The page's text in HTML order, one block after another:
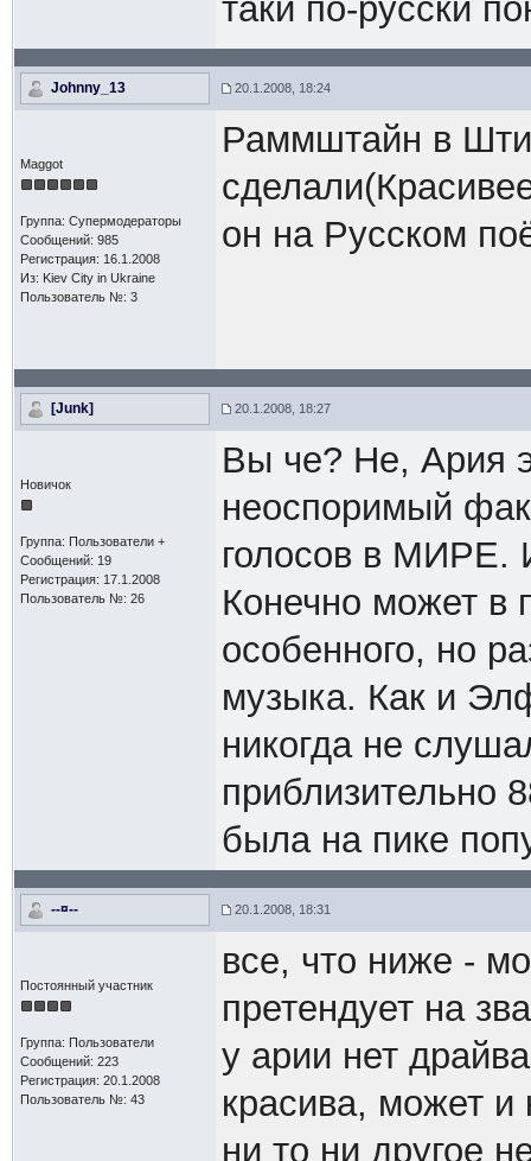
таки по-русски
Johnny_13 20.1.2008, 18:24
Maggot
Группа: Супермодераторы
Сообщений: 985
Регистрация: 16.1.2008
Из: Kiev Сity in Ukraine
Пользователь №: 3
Раммштайн в
он на Русском
[Junk] 20.1.2008, 18:27
Новичок
Группа: Пользователи +
Сообщений: 19
Регистрация: 17.1.2008
Пользователь №: 26
Вы че? Не, Ария
неоспоримый
голосов в МИРЕ.
Конечно может в
особенного, но
музыка. Как и
никогда не
приблизительно
была на пике
--¤-- 20.1.2008, 18:31
Постоянный участник
Группа: Пользователи
Сообщений: 223
Регистрация: 20.1.2008
Пользователь №: 43
все, что ниже -
претендует на
у арии нет
красива, может и
ни то ни другое